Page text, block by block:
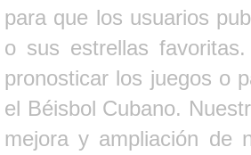
para que los usuarios
o sus estrellas
pronosticar los juegos o
el Béisbol Cubano.
mejora y ampliación de